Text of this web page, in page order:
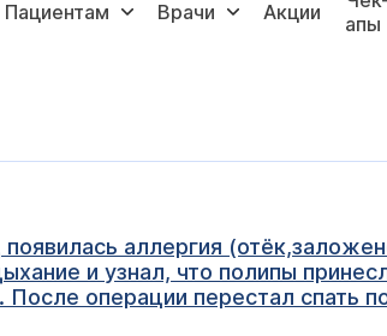
Пациентам Врачи Акции
апы
аллергия
и узнал, что полипы
операции перестал спать